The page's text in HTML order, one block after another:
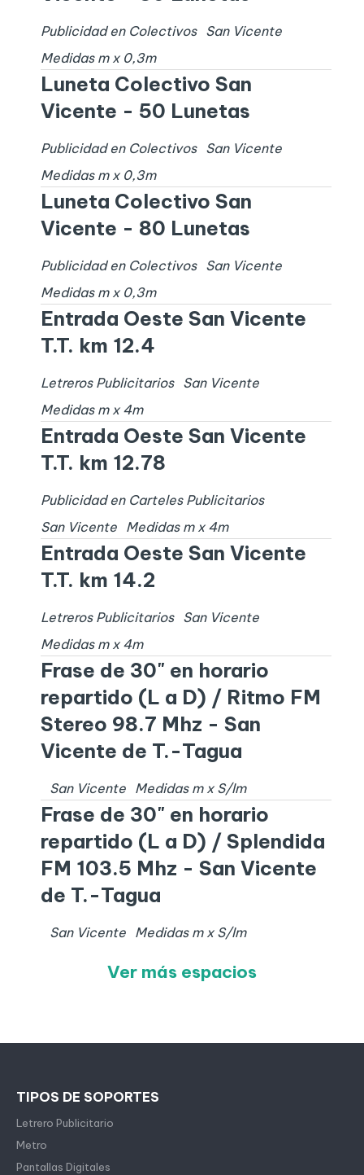
Publicidad en Colectivos
San Vicente
Medidas m x 0,3m
Luneta Colectivo San
Vicente - 50 Lunetas
Publicidad en Colectivos
San Vicente
Medidas m x 0,3m
Luneta Colectivo San
Vicente - 80 Lunetas
Publicidad en Colectivos
San Vicente
Medidas m x 0,3m
Entrada Oeste San Vicente
T.T. km 12.4
Letreros Publicitarios
San Vicente
Medidas m x 4m
Entrada Oeste San Vicente
T.T. km 12.78
Publicidad en Carteles Publicitarios
San Vicente
Medidas m x 4m
Entrada Oeste San Vicente
T.T. km 14.2
Letreros Publicitarios
San Vicente
Medidas m x 4m
Frase de 30" en horario
repartido (L a D) / Ritmo FM
Stereo 98.7 Mhz - San
Vicente de T.-Tagua
San Vicente Medidas m x S/Im
Frase de 30" en horario
repartido (L a D) / Splendida
FM 103.5 Mhz - San Vicente
de T.-Tagua
San Vicente Medidas m x S/Im
Ver más espacios
TIPOS DE SOPORTES
Letrero Publicitario
Metro
Pantallas Digitales